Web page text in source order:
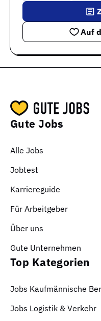
Auf
Gute Jobs
Alle Jobs
Jobtest
Karriereguide
Für Arbeitgeber
Über uns
Gute Unternehmen
Top Kategorien
Jobs Kaufmännische
Jobs Logistik & Verkehr